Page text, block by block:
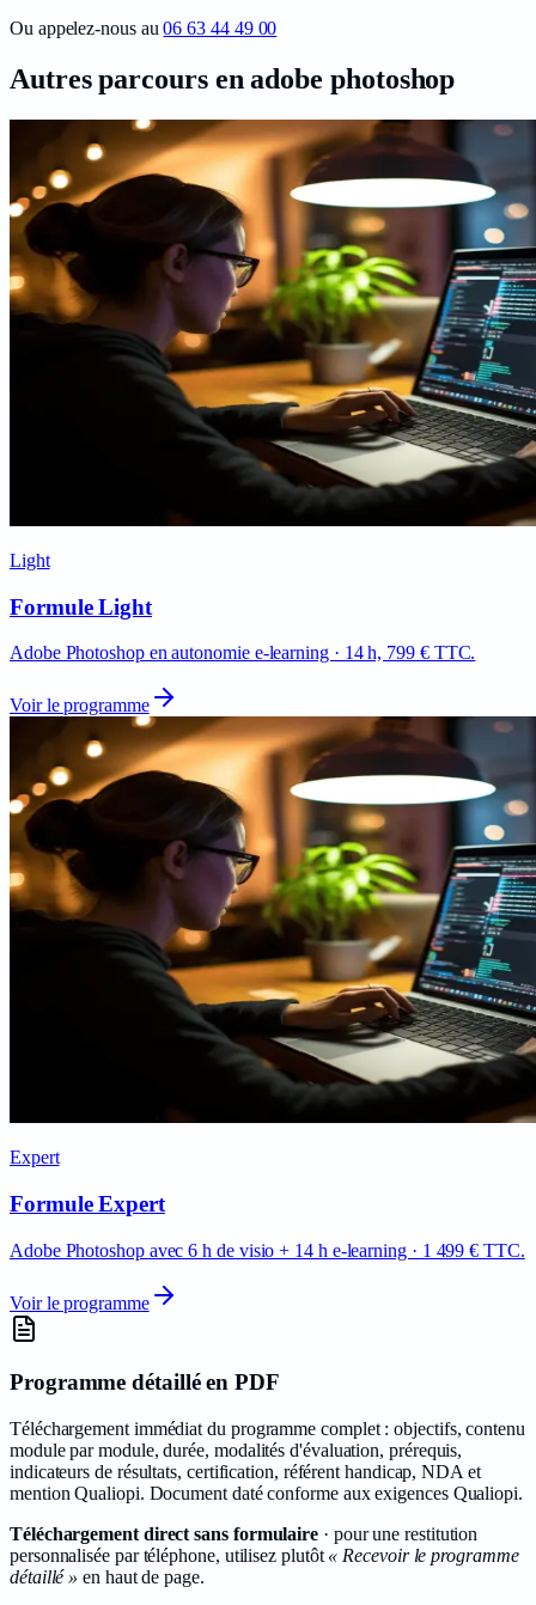
Ou appelez-nous au 06 63 44 49 00
Autres parcours en adobe photoshop
Light
Formule Light
Adobe Photoshop en autonomie e-learning · 14 h, 799 € TTC.
Voir le programme
Expert
Formule Expert
Adobe Photoshop avec 6 h de visio + 14 h e-learning · 1 499 € TTC.
Voir le programme
Programme détaillé en PDF
Téléchargement immédiat du programme complet : objectifs, contenu
module par module, durée, modalités d'évaluation, prérequis,
indicateurs de résultats, certification, référent handicap, NDA et
mention Qualiopi. Document daté conforme aux exigences Qualiopi.
Téléchargement direct sans formulaire · pour une restitution
personnalisée par téléphone, utilisez plutôt « Recevoir le programme
détaillé » en haut de page.